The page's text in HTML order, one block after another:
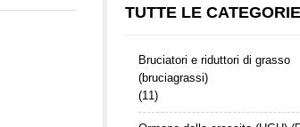
TUTTE LE CATEGORIE
Bruciatori e riduttori di grasso
(bruciagrassi)
(11)